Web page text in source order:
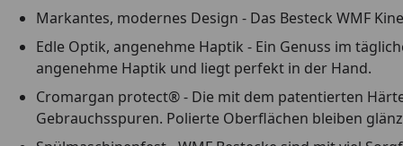
Markantes, modernes Design - Das Besteck WMF
Edle Optik, angenehme Haptik - Ein Genuss im
angenehme Haptik und liegt perfekt in der Hand.
Cromargan protect® - Die mit dem patentierten
Gebrauchsspuren. Polierte Oberflächen bleiben